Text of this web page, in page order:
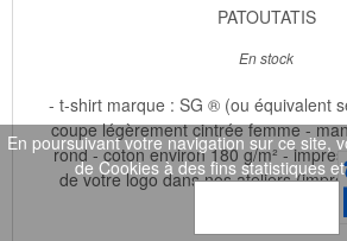
PATOUTATIS
En stock
- t-shirt marque : SG ® (ou équivalent
coupe légèrement cintrée femme -
rond - coton environ 180 g/m² -
de votre logo dans nos ateliers
En poursuivant votre navigation sur ce site,
de Cookies à des fins statistiques